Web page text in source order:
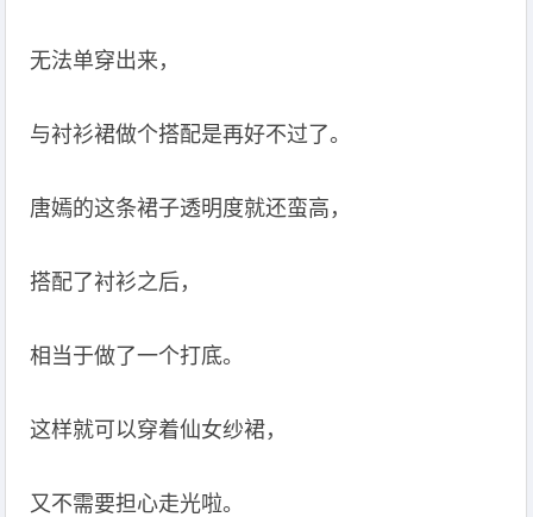
无法单穿出来，
与衬衫裙做个搭配是再好不过了。
唐嫣的这条裙子透明度就还蛮高，
搭配了衬衫之后，
相当于做了一个打底。
这样就可以穿着仙女纱裙，
又不需要担心走光啦。